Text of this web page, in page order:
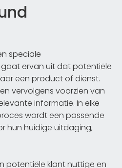
speciale
ervan uit dat potentiële
een product of dienst.
vervolgens voorzien van
informatie. In elke
wordt een passende
hun huidige uitdaging,
potentiële klant nuttige en